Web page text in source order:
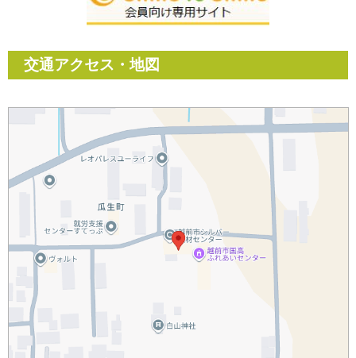
交通アクセス・地図